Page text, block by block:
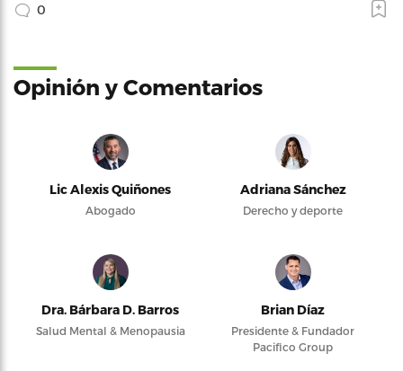
0
Opinión y Comentarios
Lic Alexis Quiñones
Abogado
Adriana Sánchez
Derecho y deporte
Dra. Bárbara D. Barros
Salud Mental & Menopausia
Brian Díaz
Presidente & Fundador
Pacifico Group